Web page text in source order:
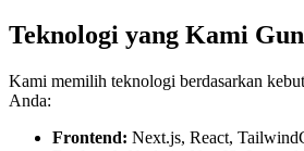
Teknologi yang Kami
Kami memilih teknologi berdasarkan
Anda:
Frontend: Next.js, React,